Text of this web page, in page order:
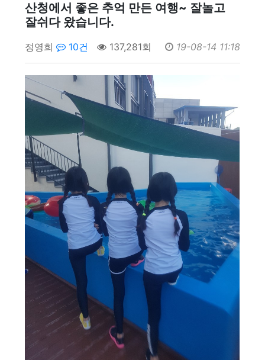
산청에서 좋은 추억 만든 여행~ 잘놀고
잘쉬다 왔습니다.
정영희 10건 137,281회 19-08-14 11:18